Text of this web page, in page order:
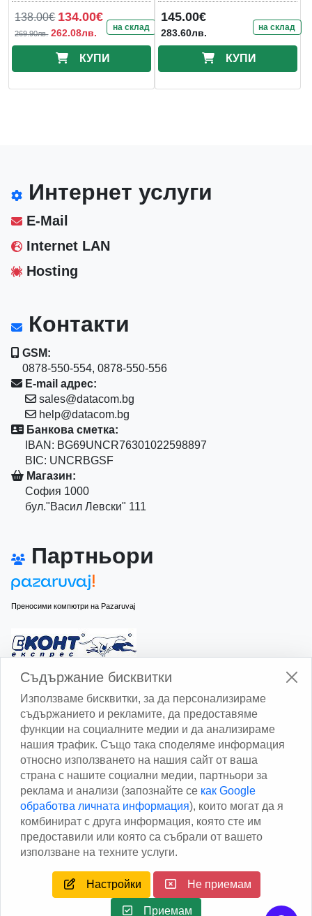
138.00€ 134.00€
269.90лв. 262.08лв. на склад
КУПИ
145.00€
283.60лв. на склад
КУПИ
Интернет услуги
E-Mail
Internet LAN
Hosting
Контакти
GSM:
0878-550-554, 0878-550-556
E-mail адрес:
sales@datacom.bg
help@datacom.bg
Банкова сметка:
IBAN: BG69UNCR76301022598897
BIC: UNCRBGSF
Магазин:
София 1000
бул."Васил Левски" 111
Партньори
Преносими компютри на Pazaruvaj
Изчисли доставката с Еконт
Изчисли доставката със Спиди
Facebook
Съдържание бисквитки
Използваме бисквитки, за да персонализираме
съдържанието и рекламите, да предоставяме
функции на социалните медии и да анализираме
нашия трафик. Също така споделяме информация
относно използването на нашия сайт от ваша
страна с нашите социални медии, партньори за
реклама и анализи (запознайте се как Google
обработва личната информация), които могат да я
комбинират с друга информация, която сте им
предоставили или която са събрали от вашето
използване на техните услуги.
Настройки Не приемам
Приемам
Copyright © 2013 - 2026Дейтаком ООДAuthor
rights reserved.